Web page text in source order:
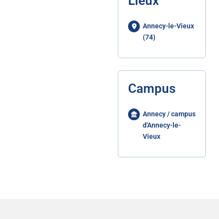
Annecy-le-Vieux
(74)
Campus
Annecy / campus
d'Annecy-le-
Vieux